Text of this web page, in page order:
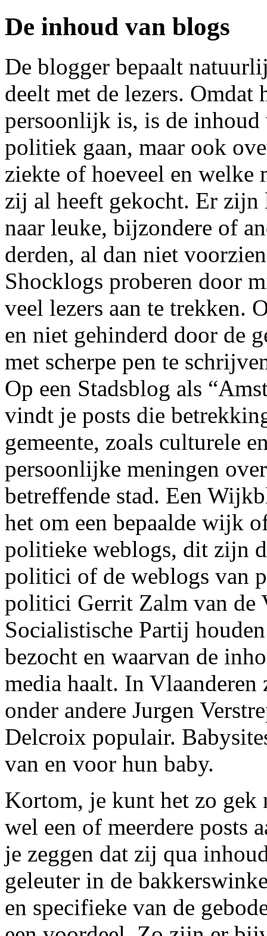
De inhoud van blogs
De blogger bepaalt
deelt met de lezers. Omdat
persoonlijk is, is de
politiek gaan, maar ook
ziekte of hoeveel en
zij al heeft gekocht. Er
naar leuke, bijzondere of
derden, al dan niet
Shocklogs proberen door
veel lezers aan te trekken.
en niet gehinderd door de
met scherpe pen te
Op een Stadsblog als
vindt je posts die
gemeente, zoals culturele
persoonlijke meningen
betreffende stad. Een
het om een bepaalde wijk
politieke weblogs, dit zijn
politici of de weblogs van
politici Gerrit Zalm van de
Socialistische Partij
bezocht en waarvan de
media haalt. In
onder andere Jurgen
Delcroix populair.
van en voor hun baby.
Kortom, je kunt het zo gek
wel een of meerdere posts
je zeggen dat zij qua
geleuter in de
en specifieke van de